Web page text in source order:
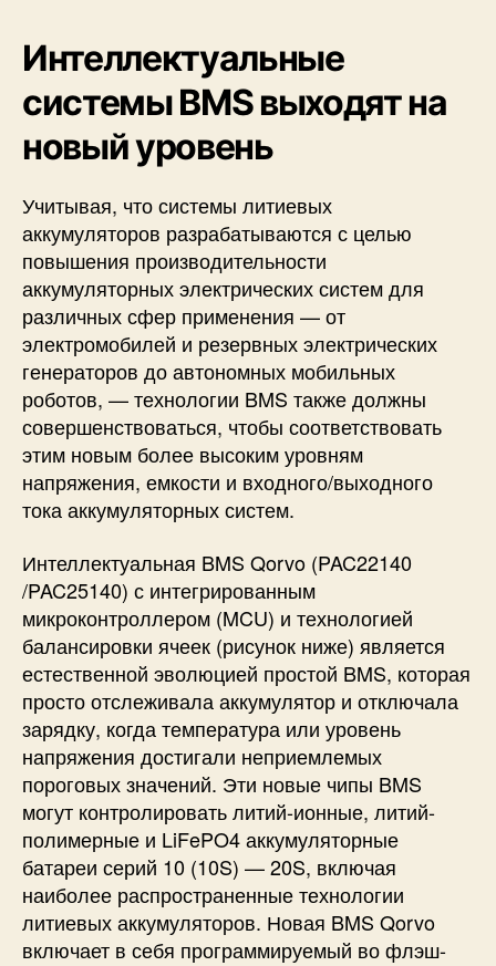
Интеллектуальные
системы BMS выходят на
новый уровень
Учитывая, что системы литиевых
аккумуляторов разрабатываются с целью
повышения производительности
аккумуляторных электрических систем для
различных сфер применения — от
электромобилей и резервных электрических
генераторов до автономных мобильных
роботов, — технологии BMS также должны
совершенствоваться, чтобы соответствовать
этим новым более высоким уровням
напряжения, емкости и входного/выходного
тока аккумуляторных систем.
Интеллектуальная BMS Qorvo (PAC22140
/PAC25140) с интегрированным
микроконтроллером (MCU) и технологией
балансировки ячеек (рисунок ниже) является
естественной эволюцией простой BMS, которая
просто отслеживала аккумулятор и отключала
зарядку, когда температура или уровень
напряжения достигали неприемлемых
пороговых значений. Эти новые чипы BMS
могут контролировать литий-ионные, литий-
полимерные и LiFePO4 аккумуляторные
батареи серий 10 (10S) — 20S, включая
наиболее распространенные технологии
литиевых аккумуляторов. Новая BMS Qorvo
включает в себя программируемый во флэш-